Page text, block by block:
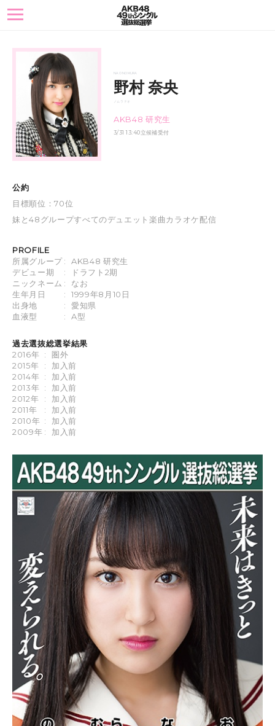
toggle
navigation
NAO NOMURA
野村 奈央
ノムラ ナオ
AKB48 研究生
3/31 13:40立候補受付
公約
目標順位：70位
妹と48グループすべてのデュエット楽曲カラオケ配信
PROFILE
所属グループ:
AKB48 研究生
デビュー期
:
ドラフト2期
ニックネーム :
なお
生年月日
:
1999年8月10日
出身地
:
愛知県
血液型
: A型
過去選抜総選挙結果
2016年 :
圏外
2015年
:
加入前
2014年 :
加入前
2013年 :
加入前
2012年
:
加入前
2011年
:
加入前
2010年 :
加入前
2009年 : 加入前